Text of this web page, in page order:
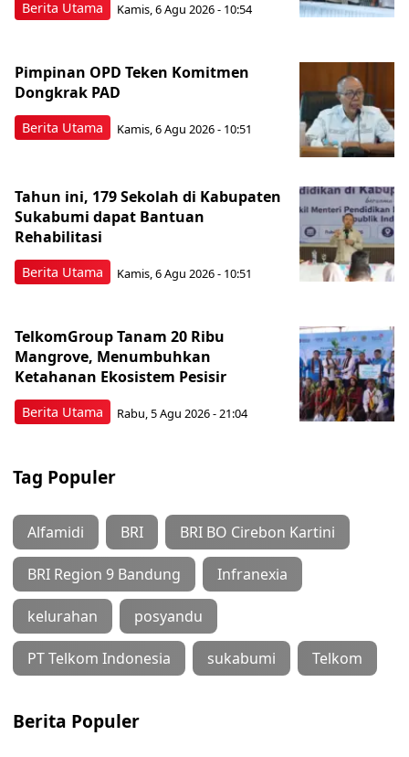
Berita Utama Kamis, 6 Agu 2026 - 10:54
Berita Utama
Pimpinan OPD Teken Komitmen
Dongkrak PAD
Kamis, 6 Agu 2026 - 10:51
Berita Utama
Tahun ini, 179 Sekolah di Kabupaten
Sukabumi dapat Bantuan
Rehabilitasi
Kamis, 6 Agu 2026 - 10:51
Berita Utama
TelkomGroup Tanam 20 Ribu
Mangrove, Menumbuhkan
Ketahanan Ekosistem Pesisir
Rabu, 5 Agu 2026 - 21:04
Tag Populer
Alfamidi BRI BRI BO Cirebon Kartini
BRI Region 9 Bandung Infranexia
kelurahan posyandu
PT Telkom Indonesia sukabumi Telkom
Berita Populer